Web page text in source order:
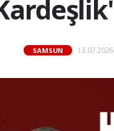
SAMSUN